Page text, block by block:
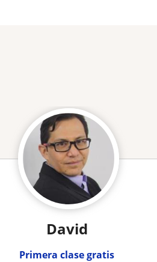
David
Primera clase gratis